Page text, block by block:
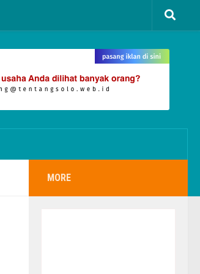
MORE